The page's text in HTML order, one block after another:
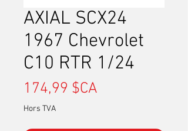
AXIAL SCX24
1967 Chevrolet
C10 RTR 1/24
174,99 $CA
Hors TVA